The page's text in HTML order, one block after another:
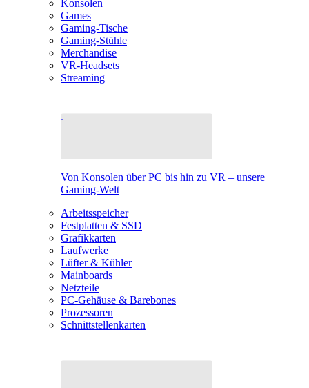
Konsolen
Games
Gaming-Tische
Gaming-Stühle
Merchandise
VR-Headsets
Streaming
Von Konsolen über PC bis hin zu VR – unsere
Gaming-Welt
Arbeitsspeicher
Festplatten & SSD
Grafikkarten
Laufwerke
Lüfter & Kühler
Mainboards
Netzteile
PC-Gehäuse & Barebones
Prozessoren
Schnittstellenkarten